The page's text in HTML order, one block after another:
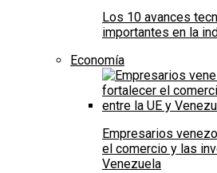
Los 10 avances
importantes en la
Economía
Empresarios
el comercio y las
Venezuela